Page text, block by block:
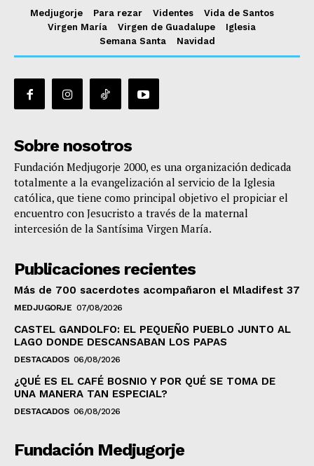
Medjugorje Para rezar Videntes
Vida de Santos
Virgen María
Virgen de Guadalupe
Iglesia
Semana Santa
Navidad
Sobre nosotros
Fundación Medjugorje 2000, es una organización dedicada
totalmente a la evangelización al servicio de la Iglesia
católica, que tiene como principal objetivo el propiciar el
encuentro con Jesucristo a través de la maternal
intercesión de la Santísima Virgen María.
Publicaciones recientes
Más de 700 sacerdotes acompañaron el Mladifest 37
MEDJUGORJE 07/08/2026
CASTEL GANDOLFO: EL PEQUEÑO PUEBLO JUNTO AL
LAGO DONDE DESCANSABAN LOS PAPAS
DESTACADOS 06/08/2026
¿QUÉ ES EL CAFÉ BOSNIO Y POR QUÉ SE TOMA DE
UNA MANERA TAN ESPECIAL?
DESTACADOS 06/08/2026
Fundación Medjugorje